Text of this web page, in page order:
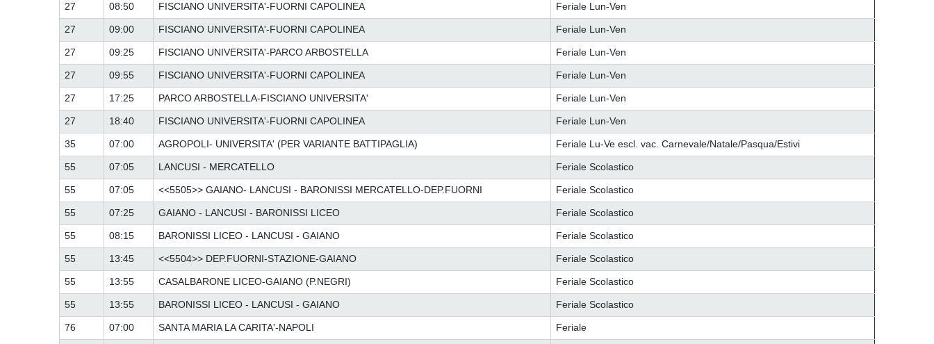
27 08:50 FISCIANO UNIVERSITA'-FUORNI CAPOLINEA Feriale Lun-Ven
27 09:00 FISCIANO UNIVERSITA'-FUORNI CAPOLINEA Feriale Lun-Ven
27 09:25 FISCIANO UNIVERSITA'-PARCO ARBOSTELLA Feriale Lun-Ven
27 09:55 FISCIANO UNIVERSITA'-FUORNI CAPOLINEA Feriale Lun-Ven
27 17:25 PARCO ARBOSTELLA-FISCIANO UNIVERSITA' Feriale Lun-Ven
27 18:40 FISCIANO UNIVERSITA'-FUORNI CAPOLINEA Feriale Lun-Ven
35 07:00 AGROPOLI- UNIVERSITA' (PER VARIANTE BATTIPAGLIA) Feriale Lu-Ve escl. vac. Carnevale/Natale/Pasqua/Estivi
55 07:05 LANCUSI - MERCATELLO Feriale Scolastico
55 07:05 <<5505>> GAIANO- LANCUSI - BARONISSI MERCATELLO-DEP.FUORNI Feriale Scolastico
55 07:25 GAIANO - LANCUSI - BARONISSI LICEO Feriale Scolastico
55 08:15 BARONISSI LICEO - LANCUSI - GAIANO Feriale Scolastico
55 13:45 <<5504>> DEP.FUORNI-STAZIONE-GAIANO Feriale Scolastico
55 13:55 CASALBARONE LICEO-GAIANO (P.NEGRI) Feriale Scolastico
55 13:55 BARONISSI LICEO - LANCUSI - GAIANO Feriale Scolastico
76 07:00 SANTA MARIA LA CARITA'-NAPOLI Feriale